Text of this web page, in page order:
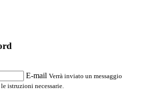
E-mail Verrà inviato un messaggio
istruzioni necessarie.